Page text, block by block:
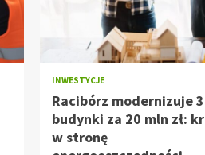
INWESTYCJE
Racibórz modernizuje
budynki za 20 mln zł:
w stronę